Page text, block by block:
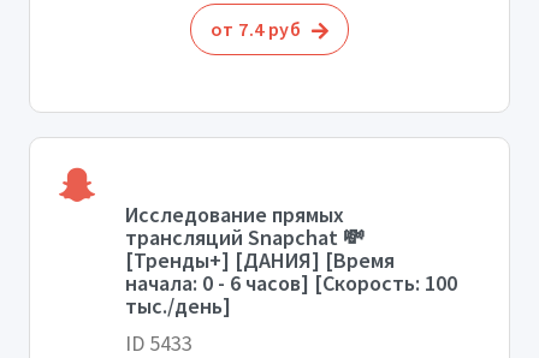
от 7.4 руб
Исследование прямых
трансляций Snapchat 💸
[Тренды+] [ДАНИЯ] [Время
начала: 0 - 6 часов] [Скорость: 100
тыс./день]
ID 5433